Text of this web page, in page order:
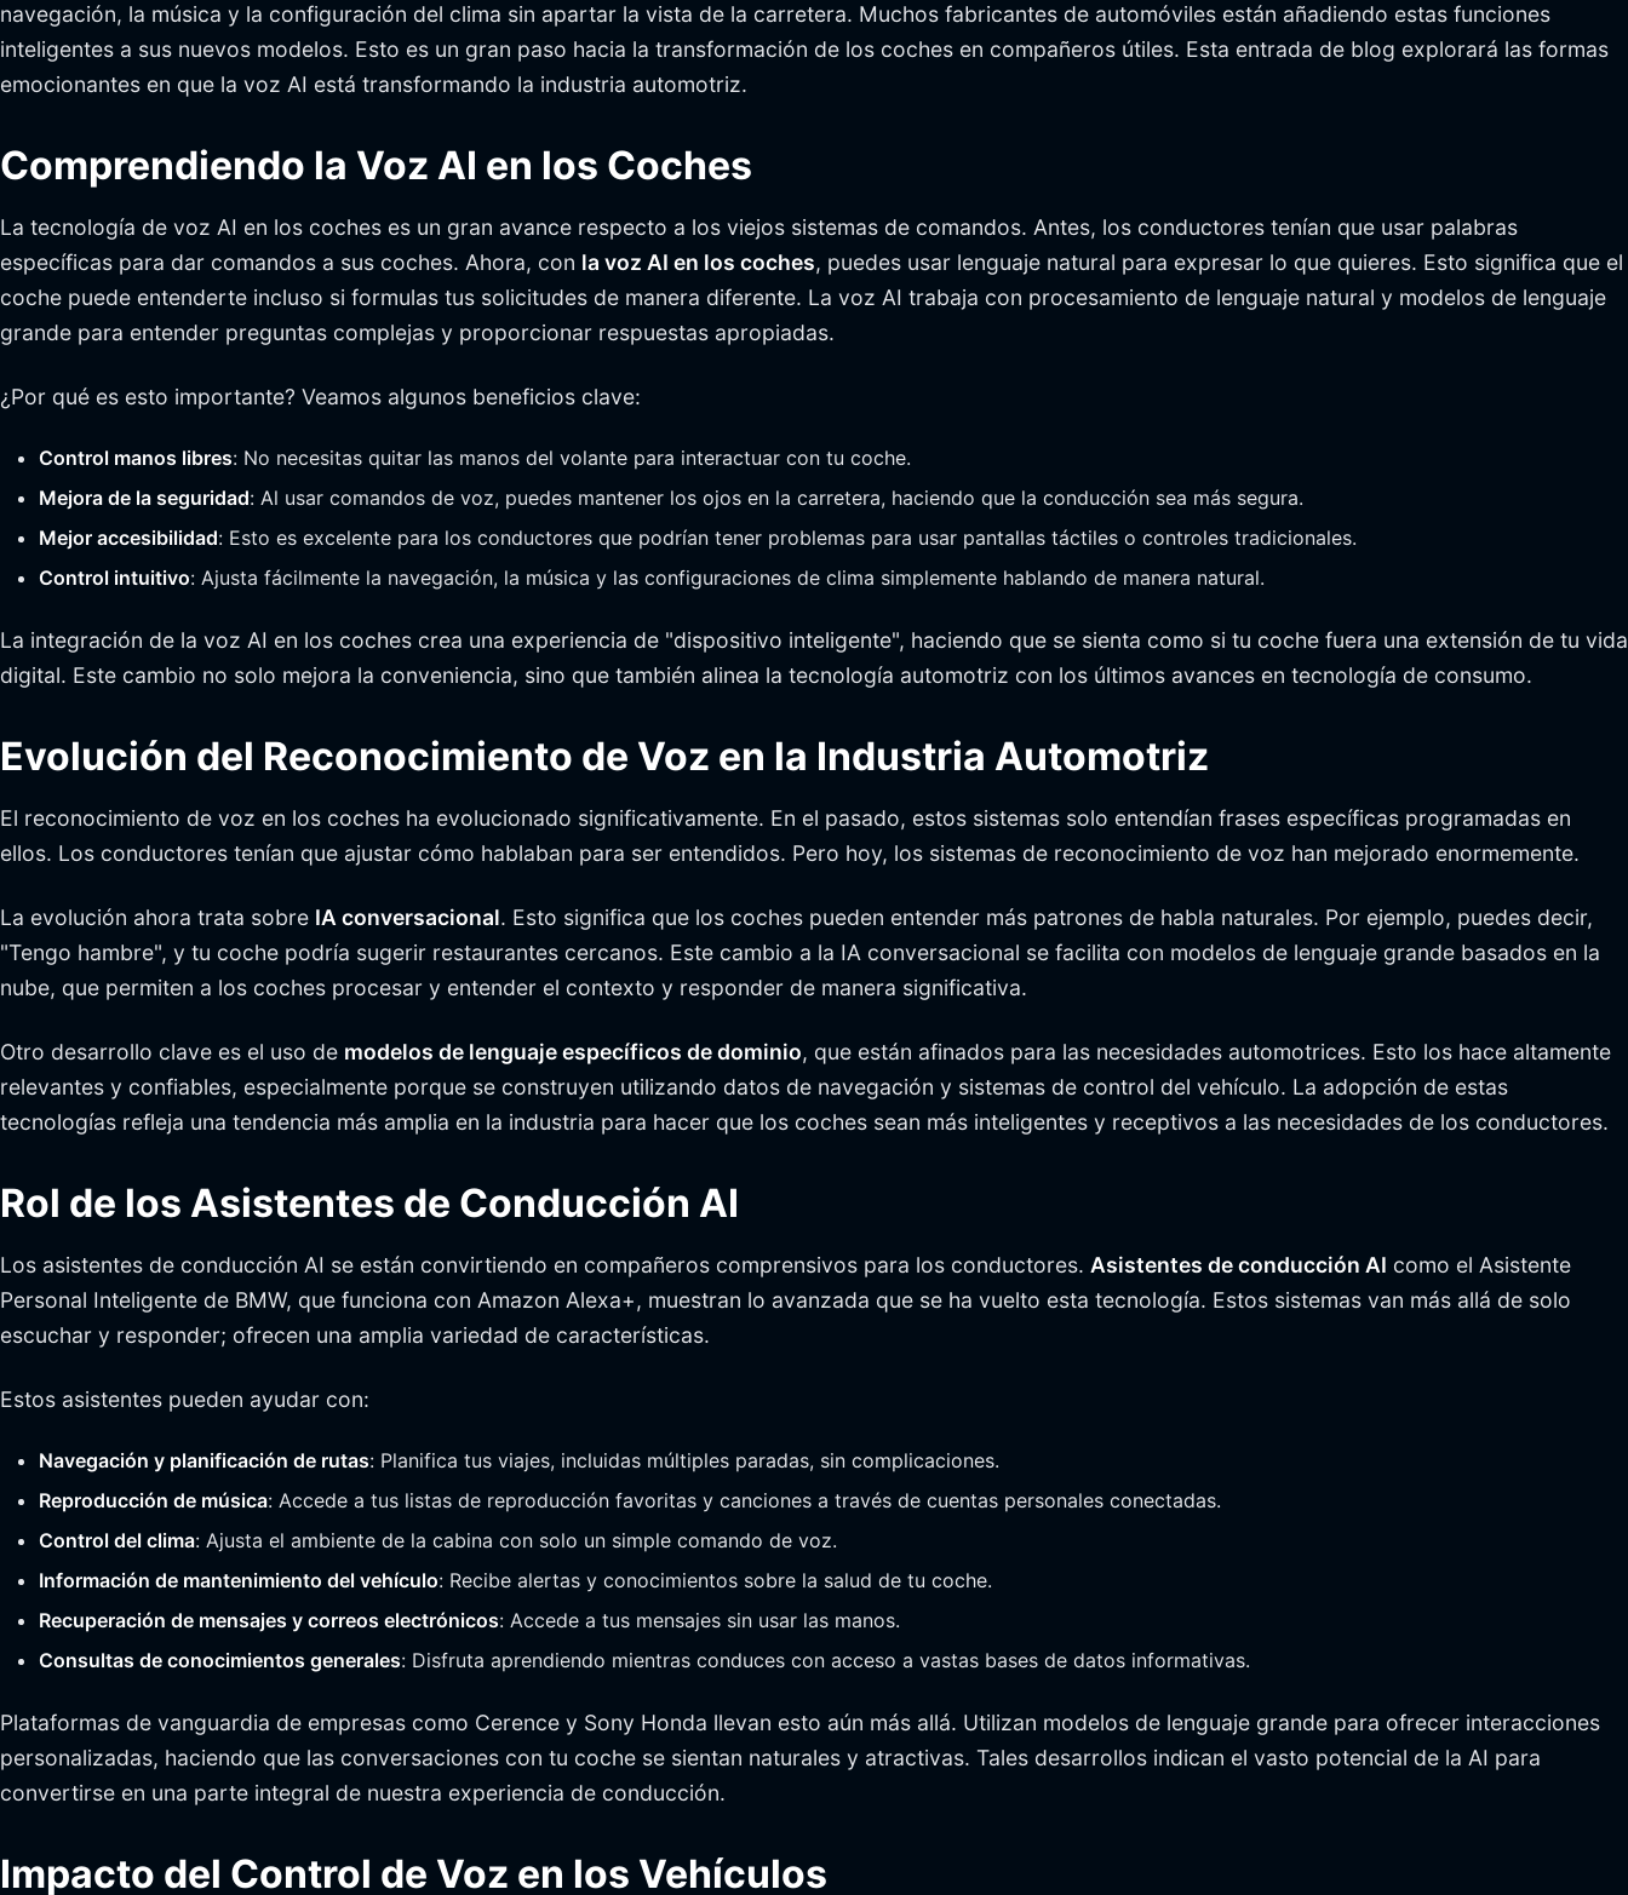
navegación, la música y la configuración del clima sin apartar la vista de la carretera. Muchos fabricantes de automóviles están añadiendo estas funciones
inteligentes a sus nuevos modelos. Esto es un gran paso hacia la transformación de los coches en compañeros útiles. Esta entrada de blog explorará las formas
emocionantes en que la voz AI está transformando la industria automotriz.
Comprendiendo la Voz AI en los Coches
La tecnología de voz AI en los coches es un gran avance respecto a los viejos sistemas de comandos. Antes, los conductores tenían que usar palabras
específicas para dar comandos a sus coches. Ahora, con la voz AI en los coches, puedes usar lenguaje natural para expresar lo que quieres. Esto significa que el
coche puede entenderte incluso si formulas tus solicitudes de manera diferente. La voz AI trabaja con procesamiento de lenguaje natural y modelos de lenguaje
grande para entender preguntas complejas y proporcionar respuestas apropiadas.
¿Por qué es esto importante? Veamos algunos beneficios clave:
Control manos libres: No necesitas quitar las manos del volante para interactuar con tu coche.
Mejora de la seguridad: Al usar comandos de voz, puedes mantener los ojos en la carretera, haciendo que la conducción sea más segura.
Mejor accesibilidad: Esto es excelente para los conductores que podrían tener problemas para usar pantallas táctiles o controles tradicionales.
Control intuitivo: Ajusta fácilmente la navegación, la música y las configuraciones de clima simplemente hablando de manera natural.
La integración de la voz AI en los coches crea una experiencia de "dispositivo inteligente", haciendo que se sienta como si tu coche fuera una extensión de tu vida
digital. Este cambio no solo mejora la conveniencia, sino que también alinea la tecnología automotriz con los últimos avances en tecnología de consumo.
Evolución del Reconocimiento de Voz en la Industria Automotriz
El reconocimiento de voz en los coches ha evolucionado significativamente. En el pasado, estos sistemas solo entendían frases específicas programadas en
ellos. Los conductores tenían que ajustar cómo hablaban para ser entendidos. Pero hoy, los sistemas de reconocimiento de voz han mejorado enormemente.
La evolución ahora trata sobre IA conversacional. Esto significa que los coches pueden entender más patrones de habla naturales. Por ejemplo, puedes decir,
"Tengo hambre", y tu coche podría sugerir restaurantes cercanos. Este cambio a la IA conversacional se facilita con modelos de lenguaje grande basados en la
nube, que permiten a los coches procesar y entender el contexto y responder de manera significativa.
Otro desarrollo clave es el uso de modelos de lenguaje específicos de dominio, que están afinados para las necesidades automotrices. Esto los hace altamente
relevantes y confiables, especialmente porque se construyen utilizando datos de navegación y sistemas de control del vehículo. La adopción de estas
tecnologías refleja una tendencia más amplia en la industria para hacer que los coches sean más inteligentes y receptivos a las necesidades de los conductores.
Rol de los Asistentes de Conducción AI
Los asistentes de conducción AI se están convirtiendo en compañeros comprensivos para los conductores. Asistentes de conducción AI como el Asistente
Personal Inteligente de BMW, que funciona con Amazon Alexa+, muestran lo avanzada que se ha vuelto esta tecnología. Estos sistemas van más allá de solo
escuchar y responder; ofrecen una amplia variedad de características.
Estos asistentes pueden ayudar con:
Navegación y planificación de rutas: Planifica tus viajes, incluidas múltiples paradas, sin complicaciones.
Reproducción de música: Accede a tus listas de reproducción favoritas y canciones a través de cuentas personales conectadas.
Control del clima: Ajusta el ambiente de la cabina con solo un simple comando de voz.
Información de mantenimiento del vehículo: Recibe alertas y conocimientos sobre la salud de tu coche.
Recuperación de mensajes y correos electrónicos: Accede a tus mensajes sin usar las manos.
Consultas de conocimientos generales: Disfruta aprendiendo mientras conduces con acceso a vastas bases de datos informativas.
Plataformas de vanguardia de empresas como Cerence y Sony Honda llevan esto aún más allá. Utilizan modelos de lenguaje grande para ofrecer interacciones
personalizadas, haciendo que las conversaciones con tu coche se sientan naturales y atractivas. Tales desarrollos indican el vasto potencial de la AI para
convertirse en una parte integral de nuestra experiencia de conducción.
Impacto del Control de Voz en los Vehículos